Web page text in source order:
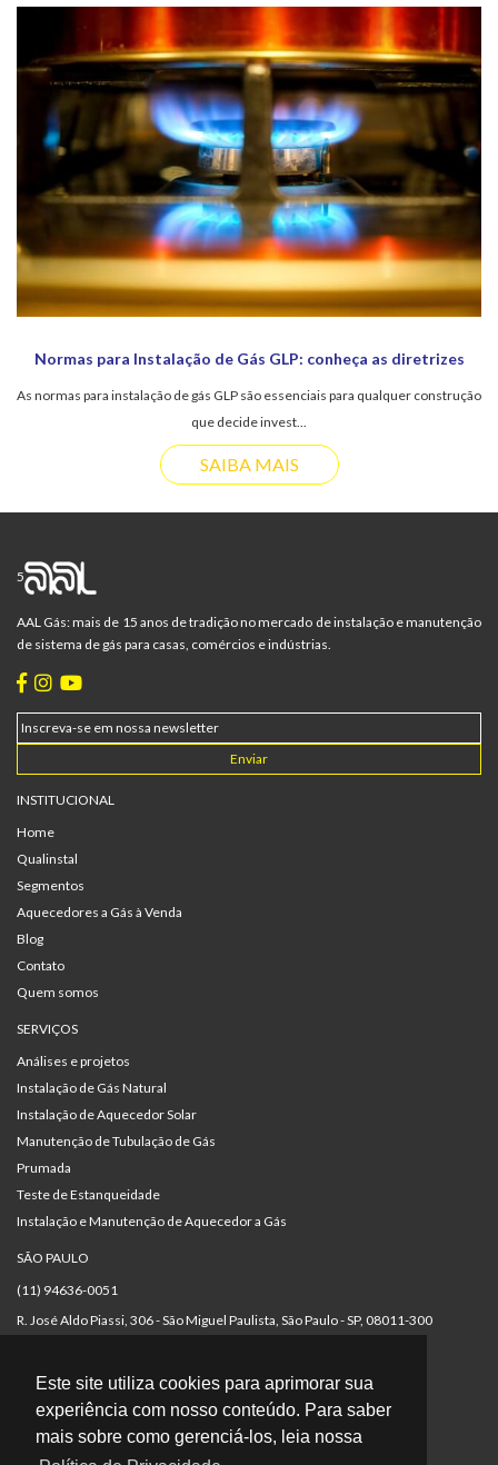
Este site utiliza cookies para aprimorar sua
experiência com nosso conteúdo. Para saber
mais sobre como gerenciá-los, leia nossa
Normas para Instalação de Gás GLP: conheça as diretrizes
As normas para instalação de gás GLP são essenciais para qualquer construção
que decide invest...
SAIBA MAIS
5
AAL Gás: mais de 15 anos de tradição no mercado de instalação e manutenção
de sistema de gás para casas, comércios e indústrias.
INSTITUCIONAL
Home
Qualinstal
Segmentos
Aquecedores a Gás à Venda
Blog
Contato
Quem somos
SERVIÇOS
Análises e projetos
Instalação de Gás Natural
Instalação de Aquecedor Solar
Manutenção de Tubulação de Gás
Prumada
Teste de Estanqueidade
Instalação e Manutenção de Aquecedor a Gás
SÃO PAULO
(11) 94636-0051
R. José Aldo Piassi, 306 - São Miguel Paulista, São Paulo - SP, 08011-300
Rua Francisco Rocha, 198 - Batel - Curitiba - PR, 80420-130